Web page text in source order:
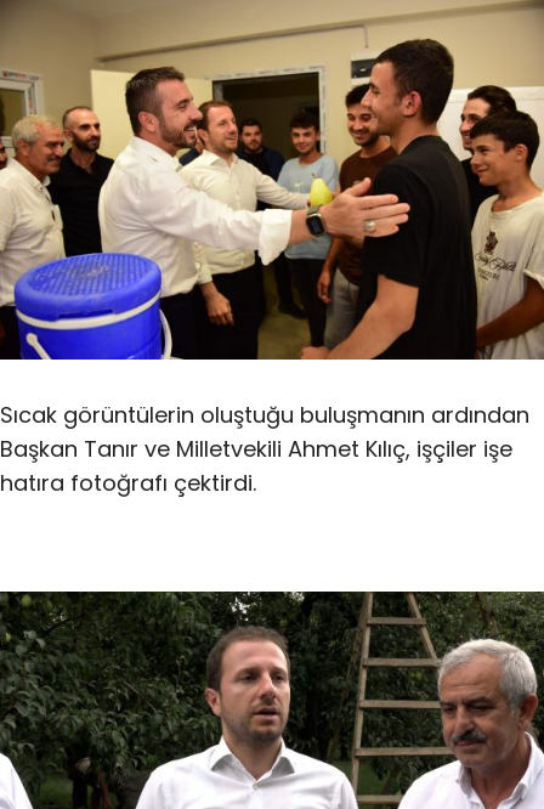
Sıcak görüntülerin oluştuğu buluşmanın ardından
Başkan Tanır ve Milletvekili Ahmet Kılıç, işçiler işe
hatıra fotoğrafı çektirdi.